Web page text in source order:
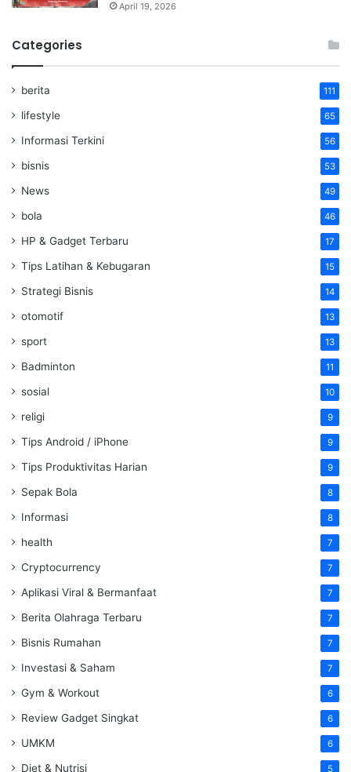
April 19, 2026
Categories
berita 111
lifestyle 65
Informasi Terkini 56
bisnis 53
News 49
bola 46
HP & Gadget Terbaru 17
Tips Latihan & Kebugaran 15
Strategi Bisnis 14
otomotif 13
sport 13
Badminton 11
sosial 10
religi 9
Tips Android / iPhone 9
Tips Produktivitas Harian 9
Sepak Bola 8
Informasi 8
health 7
Cryptocurrency 7
Aplikasi Viral & Bermanfaat 7
Berita Olahraga Terbaru 7
Bisnis Rumahan 7
Investasi & Saham 7
Gym & Workout 6
Review Gadget Singkat 6
UMKM 6
Diet & Nutrisi 5